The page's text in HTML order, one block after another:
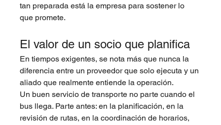
tan preparada está la empresa para sostener lo
que promete.
El valor de un socio que planifica
En tiempos exigentes, se nota más que nunca la
diferencia entre un proveedor que solo ejecuta y un
aliado que realmente entiende la operación.
Un buen servicio de transporte no parte cuando el
bus llega. Parte antes: en la planificación, en la
revisión de rutas, en la coordinación de horarios,